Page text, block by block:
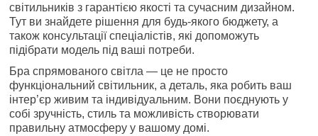
світильників з гарантією якості та сучасним дизайном.
Тут ви знайдете рішення для будь-якого бюджету, а
також консультації спеціалістів, які допоможуть
підібрати модель під ваші потреби.
Бра спрямованого світла — це не просто
функціональний світильник, а деталь, яка робить ваш
інтер’єр живим та індивідуальним. Вони поєднують у
собі зручність, стиль та можливість створювати
правильну атмосферу у вашому домі.